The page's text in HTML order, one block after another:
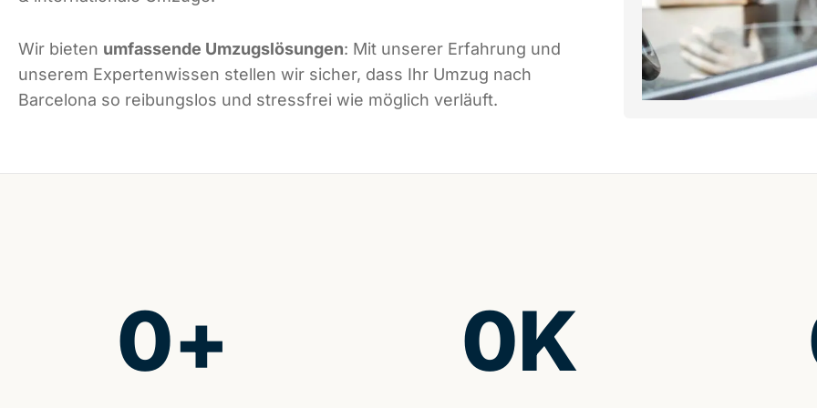
Wir bieten umfassende Umzugslösungen: Mit unserer Erfahrung und
unserem Expertenwissen stellen wir sicher, dass Ihr Umzug nach
Barcelona so reibungslos und stressfrei wie möglich verläuft.
0+ 0K